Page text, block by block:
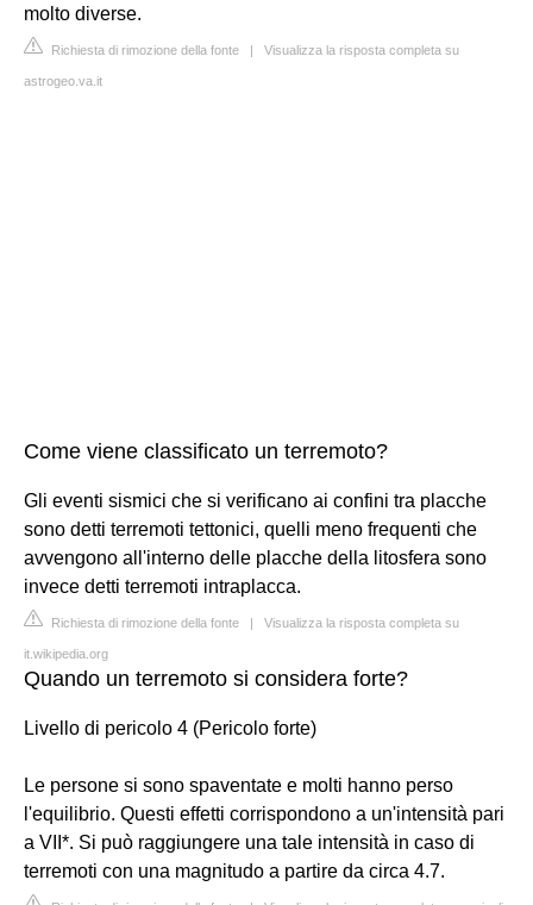
molto diverse.
Richiesta di rimozione della fonte | Visualizza la risposta completa su
astrogeo.va.it
Come viene classificato un terremoto?
Gli eventi sismici che si verificano ai confini tra placche
sono detti terremoti tettonici, quelli meno frequenti che
avvengono all'interno delle placche della litosfera sono
invece detti terremoti intraplacca.
Richiesta di rimozione della fonte | Visualizza la risposta completa su
it.wikipedia.org
Quando un terremoto si considera forte?
Livello di pericolo 4 (Pericolo forte)
Le persone si sono spaventate e molti hanno perso
l'equilibrio. Questi effetti corrispondono a un'intensità pari
a VII*. Si può raggiungere una tale intensità in caso di
terremoti con una magnitudo a partire da circa 4.7.